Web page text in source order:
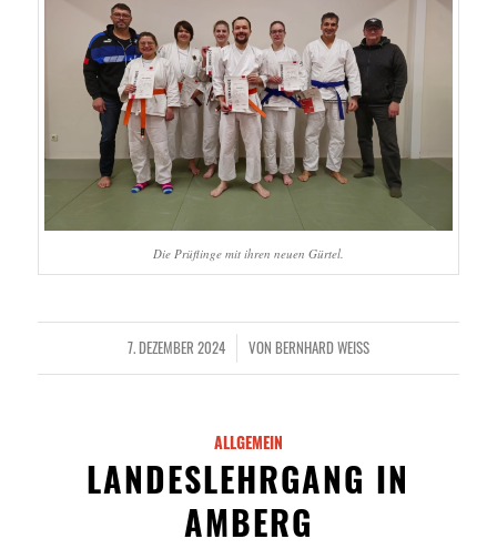
Die Prüflinge mit ihren neuen Gürtel.
7. DEZEMBER 2024
/ VON BERNHARD WEISS
ALLGEMEIN
LANDESLEHRGANG IN
AMBERG